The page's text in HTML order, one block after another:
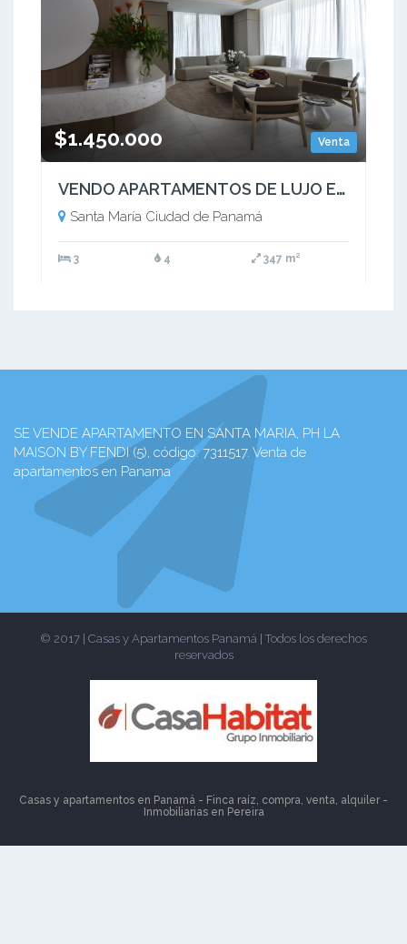
Venta
$1.450.000
VENDO APARTAMENTOS DE LUJO EN LA MASION - SANTA MARÍA COUNTRY CLUB
Santa María Ciudad de Panamá
3 4 347 m²
SE VENDE APARTAMENTO EN SANTA MARIA, PH LA
MAISON BY FENDI (5), código: 7311517. Venta de
apartamentos en Panama
© 2017 | Casas y Apartamentos Panamá | Todos los derechos
reservados
Casas y apartamentos en Panamá - Finca raíz, compra, venta, alquiler -
Inmobiliarias en Pereira